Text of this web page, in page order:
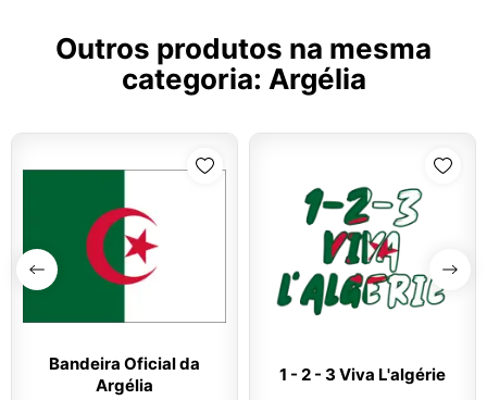
Outros produtos na mesma
categoria: Argélia
Bandeira Oficial da
Argélia
1 - 2 - 3 Viva L'algérie